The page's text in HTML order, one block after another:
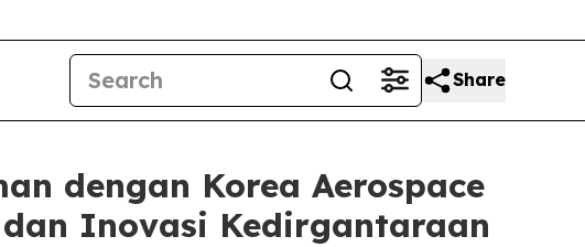
Share
dengan Korea Aerospace
Inovasi Kedirgantaraan